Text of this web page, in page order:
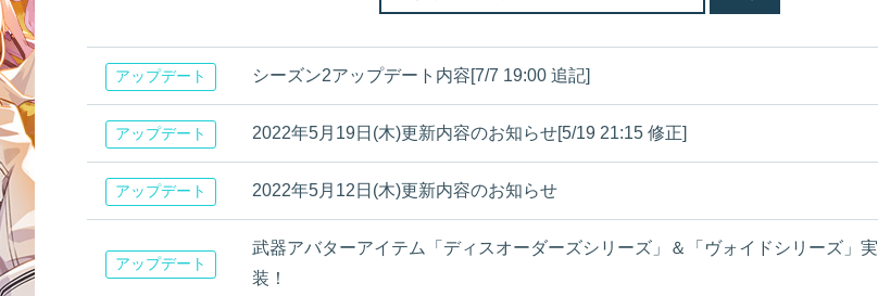
アップデート シーズン2アップデート内容[7/7 19:00 追記]
アップデート 2022年5月19日(木)更新内容のお知らせ[5/19 21:15 修正]
アップデート 2022年5月12日(木)更新内容のお知らせ
アップデート
武器アバターアイテム「ディスオーダーズシリーズ」＆「ヴォイドシリーズ」実
装！